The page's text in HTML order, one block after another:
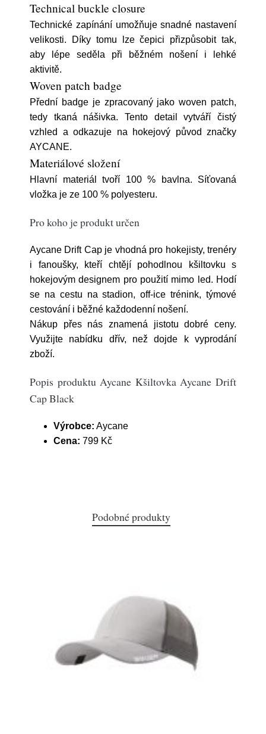
Technical buckle closure
Technické zapínání umožňuje snadné nastavení
velikosti. Díky tomu lze čepici přizpůsobit tak,
aby lépe seděla při běžném nošení i lehké
aktivitě.
Woven patch badge
Přední badge je zpracovaný jako woven patch,
tedy tkaná nášivka. Tento detail vytváří čistý
vzhled a odkazuje na hokejový původ značky
AYCANE.
Materiálové složení
Hlavní materiál tvoří 100 % bavlna. Síťovaná
vložka je ze 100 % polyesteru.
Pro koho je produkt určen
Aycane Drift Cap je vhodná pro hokejisty, trenéry
i fanoušky, kteří chtějí pohodlnou kšiltovku s
hokejovým designem pro použití mimo led. Hodí
se na cestu na stadion, off-ice trénink, týmové
cestování i běžné každodenní nošení.
Nákup přes nás znamená jistotu dobré ceny.
Využijte nabídku dřív, než dojde k vyprodání
zboží.
Popis produktu Aycane Kšiltovka Aycane Drift
Cap Black
Výrobce: Aycane
Cena: 799 Kč
Podobné produkty